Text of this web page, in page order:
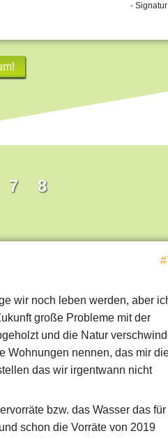
-
7 8
wir noch leben werden, aber
große Probleme mit der
und die Natur
Wohnungen nennen, das mir
das wir irgentwann nicht
bzw. das Wasser das für
schon die Vorräte von 2019